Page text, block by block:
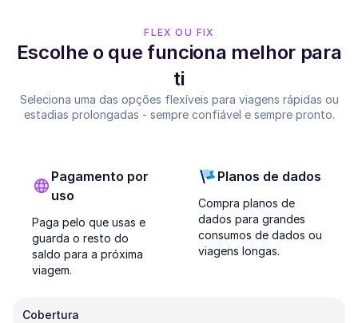
FLEX OU FIX
Escolhe o que funciona melhor para
ti
Seleciona uma das opções flexíveis para viagens rápidas ou
estadias prolongadas - sempre confiável e sempre pronto.
Pagamento por
uso
Paga pelo que usas e
guarda o resto do
saldo para a próxima
viagem.
Planos de dados
Compra planos de
dados para grandes
consumos de dados ou
viagens longas.
Cobertura